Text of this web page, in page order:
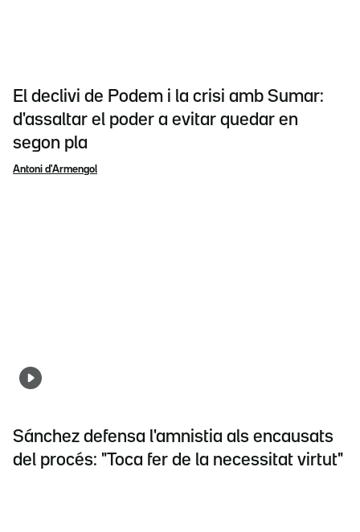
El declivi de Podem i la crisi amb Sumar:
d'assaltar el poder a evitar quedar en
segon pla
Antoni d'Armengol
Sánchez defensa l'amnistia als encausats
del procés: "Toca fer de la necessitat virtut"